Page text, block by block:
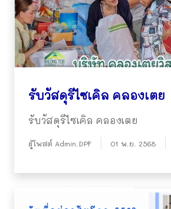
รับวัสดุรีไซเคิล คลองเตย
รับวัสดุรีไซเคิล คลองเตย
ผู้โพสต์ Admin.DPF 01 พ.ย. 2568